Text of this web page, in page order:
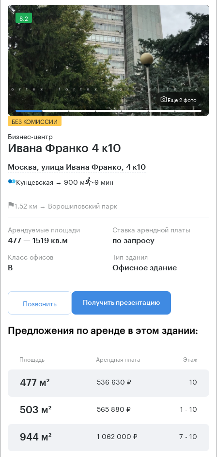
8.2
Еще 2 фото
БЕЗ КОМИССИИ
Бизнес-центр
Ивана Франко 4 к10
Москва, улица Ивана Франко, 4 к10
Кунцевская → 900 м ~9 мин
1.52 км → Ворошиловский парк
Арендуемые площади
477 — 1519 кв.м
Ставка арендной платы
по запросу
Класс офисов
B
Тип здания
Офисное здание
Позвонить Получить презентацию
Предложения по аренде в этом здании:
Площадь Арендная плата Этаж
477 м² 536 630 ₽ 10
503 м² 565 880 ₽ 1 - 10
944 м² 1 062 000 ₽ 7 - 10